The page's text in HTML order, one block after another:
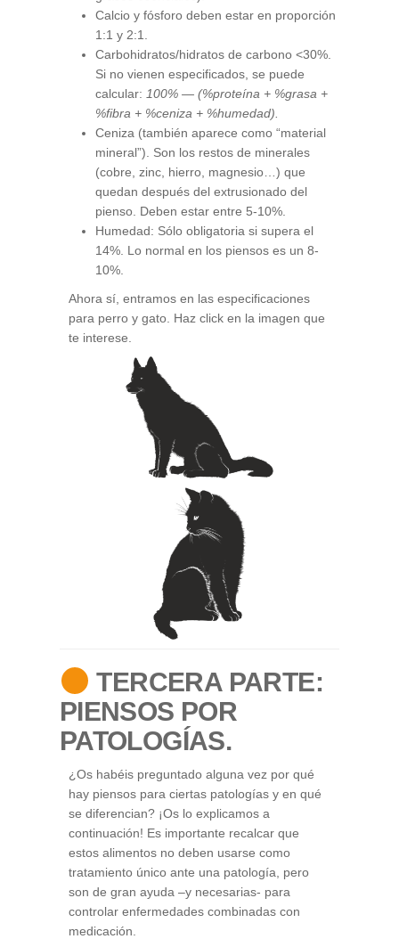
Calcio y fósforo deben estar en proporción
1:1 y 2:1.
Carbohidratos/hidratos de carbono <30%.
Si no vienen especificados, se puede
calcular: 100% — (%proteína + %grasa +
%fibra + %ceniza + %humedad).
Ceniza (también aparece como “material
mineral”). Son los restos de minerales
(cobre, zinc, hierro, magnesio…) que
quedan después del extrusionado del
pienso. Deben estar entre 5-10%.
Humedad: Sólo obligatoria si supera el
14%. Lo normal en los piensos es un 8-
10%.
Ahora sí, entramos en las especificaciones
para perro y gato. Haz click en la imagen que
te interese.
TERCERA PARTE:
PIENSOS POR
PATOLOGÍAS.
¿Os habéis preguntado alguna vez por qué
hay piensos para ciertas patologías y en qué
se diferencian? ¡Os lo explicamos a
continuación! Es importante recalcar que
estos alimentos no deben usarse como
tratamiento único ante una patología, pero
son de gran ayuda –y necesarias- para
controlar enfermedades combinadas con
medicación.